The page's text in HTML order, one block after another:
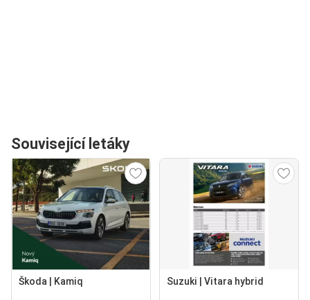
Související letáky
Škoda | Kamiq Suzuki | Vitara hybrid